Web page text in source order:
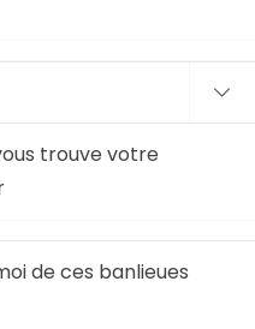
trouve votre
de ces banlieues